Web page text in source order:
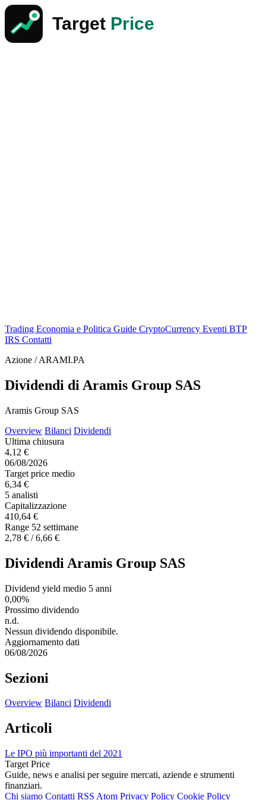
Trading Economia e Politica Guide CryptoCurrency Eventi BTP
IRS Contatti
Azione / ARAMI.PA
Dividendi di Aramis Group SAS
Aramis Group SAS
Overview Bilanci Dividendi
Ultima chiusura
4,12 €
06/08/2026
Target price medio
6,34 €
5 analisti
Capitalizzazione
410,64 €
Range 52 settimane
2,78 € / 6,66 €
Dividendi Aramis Group SAS
Dividend yield medio 5 anni
0,00%
Prossimo dividendo
n.d.
Nessun dividendo disponibile.
Aggiornamento dati
06/08/2026
Sezioni
Overview Bilanci Dividendi
Articoli
Le IPO più importanti del 2021
Target Price
Guide, news e analisi per seguire mercati, aziende e strumenti
finanziari.
Chi siamo Contatti RSS Atom Privacy Policy Cookie Policy